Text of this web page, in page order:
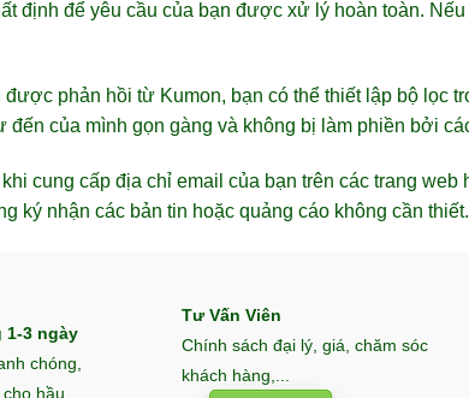
định để yêu cầu của bạn được xử lý hoàn toàn.
phản hồi từ Kumon, bạn có thể thiết lập bộ lọc
của mình gọn gàng và không bị làm phiền bởi
cung cấp địa chỉ email của bạn trên các trang
ký nhận các bản tin hoặc quảng cáo không cần thiết.
1-3 ngày
chóng,
hầu
Tư Vấn Viên
Chính sách đại lý, giá, chăm sóc
khách hàng,...